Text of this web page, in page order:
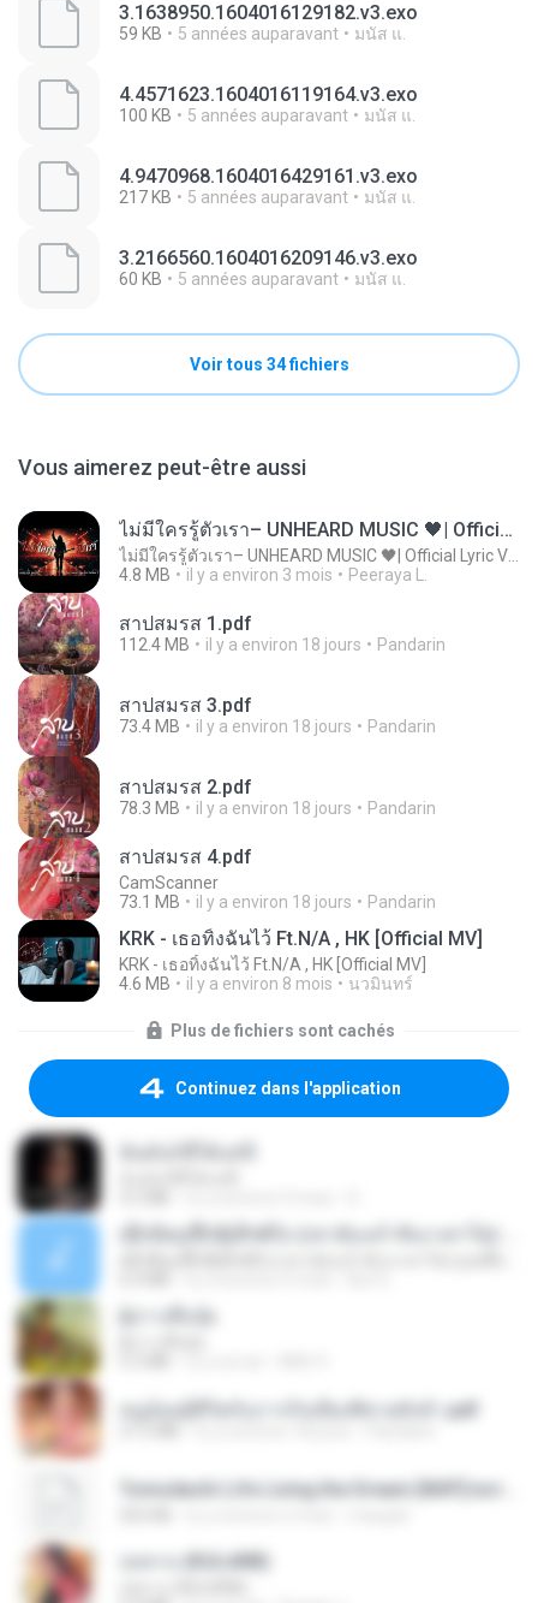
3.1638950.1604016129182.v3.exo
59 KB 5 années auparavant มนัส แ.
4.4571623.1604016119164.v3.exo
100 KB 5 années auparavant มนัส แ.
4.9470968.1604016429161.v3.exo
217 KB 5 années auparavant มนัส แ.
3.2166560.1604016209146.v3.exo
60 KB 5 années auparavant มนัส แ.
Voir tous 34 fichiers
Vous aimerez peut-être aussi
ไม่มีใครรู้ตัวเรา– UNHEARD MUSIC 🖤| Official Lyric Video | เพลงสู้ชีวิต
4.8 MB
il y a environ 3 mois Peeraya L.
สาปสมรส 1.pdf
112.4 MB il y a environ 18 jours Pandarin
สาปสมรส 3.pdf
73.4 MB il y a environ 18 jours Pandarin
สาปสมรส 2.pdf
78.3 MB il y a environ 18 jours Pandarin
สาปสมรส 4.pdf
CamScanner
73.1 MB
il y a environ 18 jours Pandarin
KRK - เธอทิ้งฉันไว้ Ft.N/A , HK [Official MV]
KRK - เธอทิ้งฉันไว้ Ft.N/A , HK [Official MV]
4.6 MB
il y a environ 8 mois นวมินทร์
Plus de fichiers sont cachés
Continuez dans l'application
หนูน้อยสู้ชีวิตกับภารกิจเลี้ยงพี่ชายทั้งห้า.pdf
กุหลาบ (KULARB)